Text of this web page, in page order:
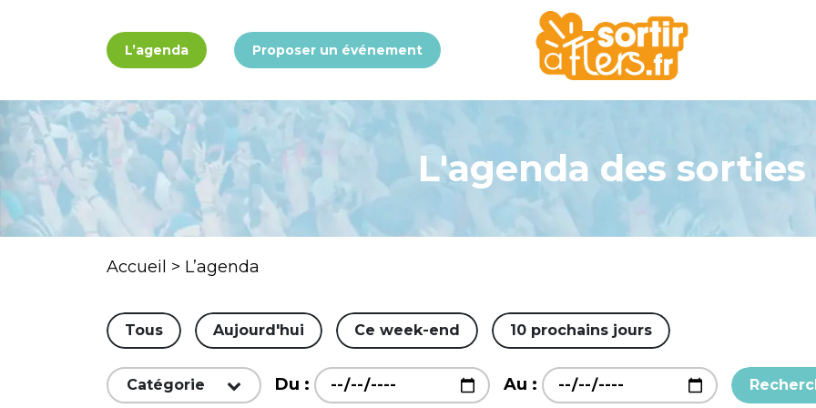
L’agenda Proposer un événement
L'agenda des sorties
Accueil > L’agenda
Tous Aujourd'hui Ce week-end 10 prochains jours
Catégorie Du : Au :